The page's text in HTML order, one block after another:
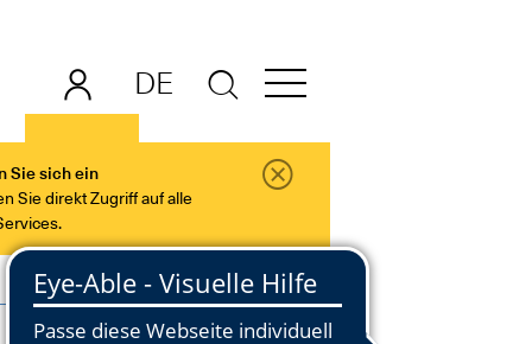
Sie sich ein
Sie direkt Zugriff auf alle
DE